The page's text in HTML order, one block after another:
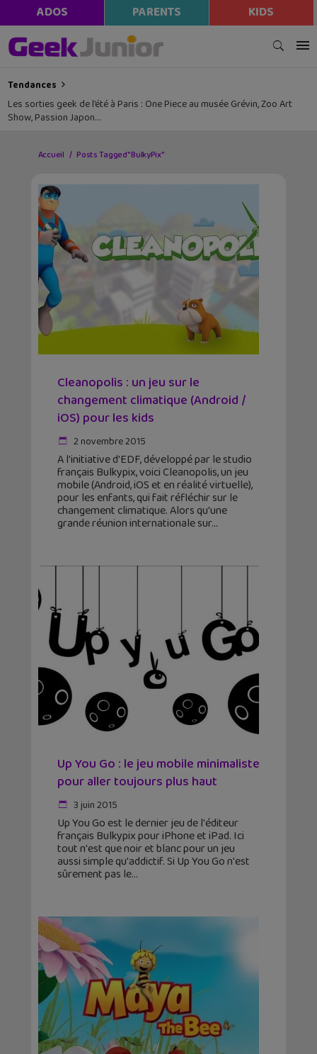
ADOS PARENTS KIDS
Tendances
Les sorties geek de l’été à Paris : One Piece au musée Grévin, Zoo Art
Show, Passion Japon…
Accueil Posts Tagged "BulkyPix"
Cleanopolis : un jeu sur le
changement climatique (Android /
iOS) pour les kids
2 novembre 2015
A l'initiative d'EDF, développé par le studio
français Bulkypix, voici Cleanopolis, un jeu
mobile (Android, iOS et en réalité virtuelle),
pour les enfants, qui fait réfléchir sur le
changement climatique. Alors qu'une
grande réunion internationale sur
Up You Go : le jeu mobile minimaliste
pour aller toujours plus haut
3 juin 2015
Up You Go est le dernier jeu de l'éditeur
français Bulkypix pour iPhone et iPad. Ici
tout n'est que noir et blanc pour un jeu
aussi simple qu'addictif. Si Up You Go n'est
sûrement pas le